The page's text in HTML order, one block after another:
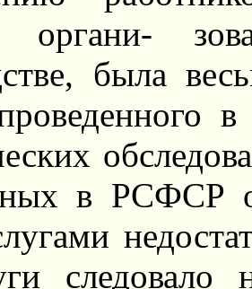
органи-
была
в РСФСР
следовало